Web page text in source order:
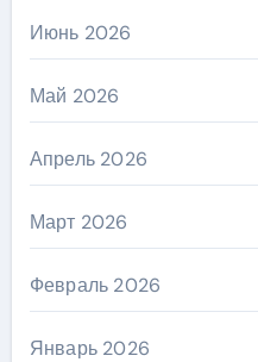
Июнь 2026
Май 2026
Апрель 2026
Март 2026
Февраль 2026
Январь 2026